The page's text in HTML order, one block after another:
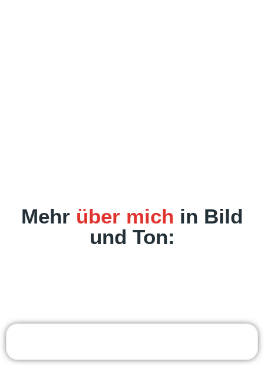
Mehr über mich in Bild
und Ton: